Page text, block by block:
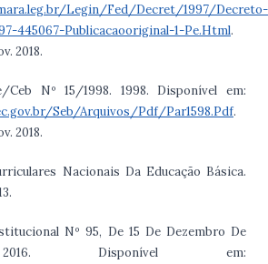
Legin/Fed/Decret/1997/Decreto-
445067-Publicacaooriginal-1-Pe.Html.
2018.
Ceb Nº 15/1998. 1998. Disponível em:
Seb/Arquivos/Pdf/Par1598.Pdf.
2018.
Nacionais Da Educação Básica.
Nº 95, De 15 De Dezembro De
Disponível em: